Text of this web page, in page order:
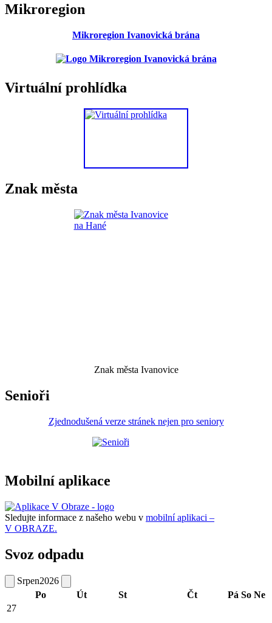
Mikroregion
Mikroregion Ivanovická brána
Virtuální prohlídka
Znak města
Znak města Ivanovice
Senioři
Zjednodušená verze stránek nejen pro seniory
Mobilní aplikace
Sledujte informace z našeho webu v mobilní aplikaci –
V OBRAZE.
Svoz odpadu
Srpen2026
Po
Út St Čt Pá So Ne
27